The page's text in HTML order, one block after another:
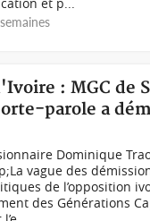
: MGC de
parole a
Dominique
vague des
de l’opposition
des Générations